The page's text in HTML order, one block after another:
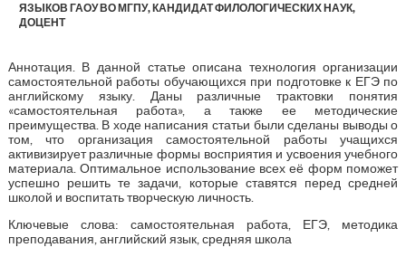
ЯЗЫКОВ ГАОУ ВО МГПУ, КАНДИДАТ ФИЛОЛОГИЧЕСКИХ НАУК,
ДОЦЕНТ
Аннотация. В данной статье описана технология организации
самостоятельной работы обучающихся при подготовке к ЕГЭ по
английскому языку. Даны различные трактовки понятия
«самостоятельная работа», а также ее методические
преимущества. В ходе написания статьи были сделаны выводы о
том, что организация самостоятельной работы учащихся
активизирует различные формы восприятия и усвоения учебного
материала. Оптимальное использование всех её форм поможет
успешно решить те задачи, которые ставятся перед средней
школой и воспитать творческую личность.
Ключевые слова: самостоятельная работа, ЕГЭ, методика
преподавания, английский язык, средняя школа